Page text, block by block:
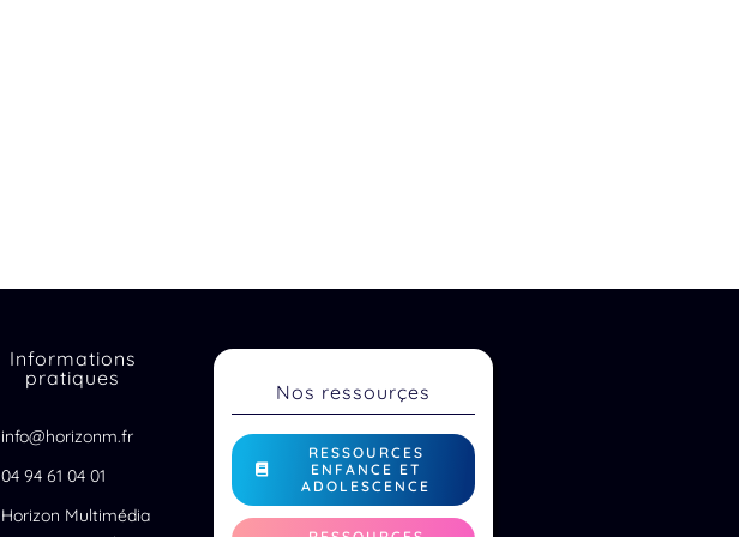
Informations
pratiques
info@horizonm.fr
04 94 61 04 01
Horizon Multimédia
Nos ressourçes
RESSOURCES
ENFANCE ET
ADOLESCENCE